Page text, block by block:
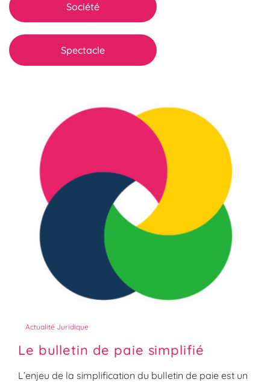
Société
Spectacle
Actualité Juridique
Le bulletin de paie simplifié
L’enjeu de la simplification du bulletin de paie est un